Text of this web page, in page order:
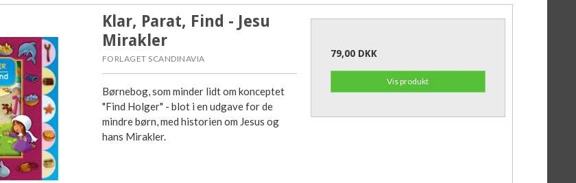
Klar, Parat, Find - Jesu
Mirakler
FORLAGET SCANDINAVIA
Børnebog, som minder lidt om konceptet
"Find Holger" - blot i en udgave for de
mindre børn, med historien om Jesus og
hans Mirakler.
79,00 DKK
Vis produkt